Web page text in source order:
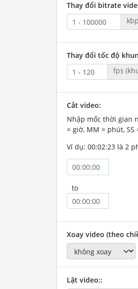
Thay đổi bitrate
Thay đổi tốc độ
fps
Cắt video:
Nhập mốc thời gian
= giờ, MM = phút, SS
Ví dụ: 00:02:23 là 2
to
Xoay video (theo
Lật video::